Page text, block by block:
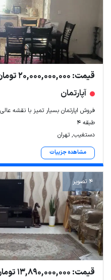
Leaflet| Map data ©ariamarz.com
قیمت: 20,000,000,000 تومان
آپارتمان
فروش اپارتمان بسیار تمیز با نقشه عالی
طبقه ۴
دستغیب, تهران
مشاهده جزییات
4 تصویر
قیمت: 13,890,000,000 تومان